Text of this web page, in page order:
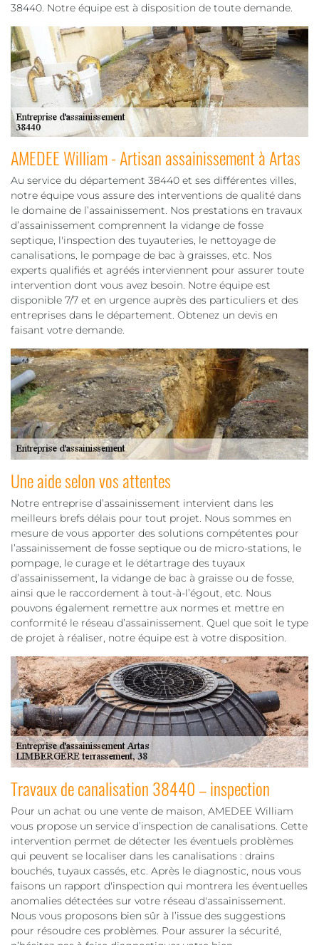
38440. Notre équipe est à disposition de toute demande.
AMEDEE William - Artisan assainissement à Artas
Au service du département 38440 et ses différentes villes,
notre équipe vous assure des interventions de qualité dans
le domaine de l’assainissement. Nos prestations en travaux
d’assainissement comprennent la vidange de fosse
septique, l'inspection des tuyauteries, le nettoyage de
canalisations, le pompage de bac à graisses, etc. Nos
experts qualifiés et agréés interviennent pour assurer toute
intervention dont vous avez besoin. Notre équipe est
disponible 7/7 et en urgence auprès des particuliers et des
entreprises dans le département. Obtenez un devis en
faisant votre demande.
Une aide selon vos attentes
Notre entreprise d’assainissement intervient dans les
meilleurs brefs délais pour tout projet. Nous sommes en
mesure de vous apporter des solutions compétentes pour
l’assainissement de fosse septique ou de micro-stations, le
pompage, le curage et le détartrage des tuyaux
d’assainissement, la vidange de bac à graisse ou de fosse,
ainsi que le raccordement à tout-à-l’égout, etc. Nous
pouvons également remettre aux normes et mettre en
conformité le réseau d’assainissement. Quel que soit le type
de projet à réaliser, notre équipe est à votre disposition.
Travaux de canalisation 38440 – inspection
Pour un achat ou une vente de maison, AMEDEE William
vous propose un service d’inspection de canalisations. Cette
intervention permet de détecter les éventuels problèmes
qui peuvent se localiser dans les canalisations : drains
bouchés, tuyaux cassés, etc. Après le diagnostic, nous vous
faisons un rapport d'inspection qui montrera les éventuelles
anomalies détectées sur votre réseau d'assainissement.
Nous vous proposons bien sûr à l’issue des suggestions
pour résoudre ces problèmes. Pour assurer la sécurité,